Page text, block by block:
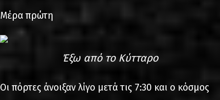
Μέρα πρώτη
Έξω από το Κύτταρο
Οι πόρτες άνοιξαν λίγο μετά τις 7:30 και ο κόσμος